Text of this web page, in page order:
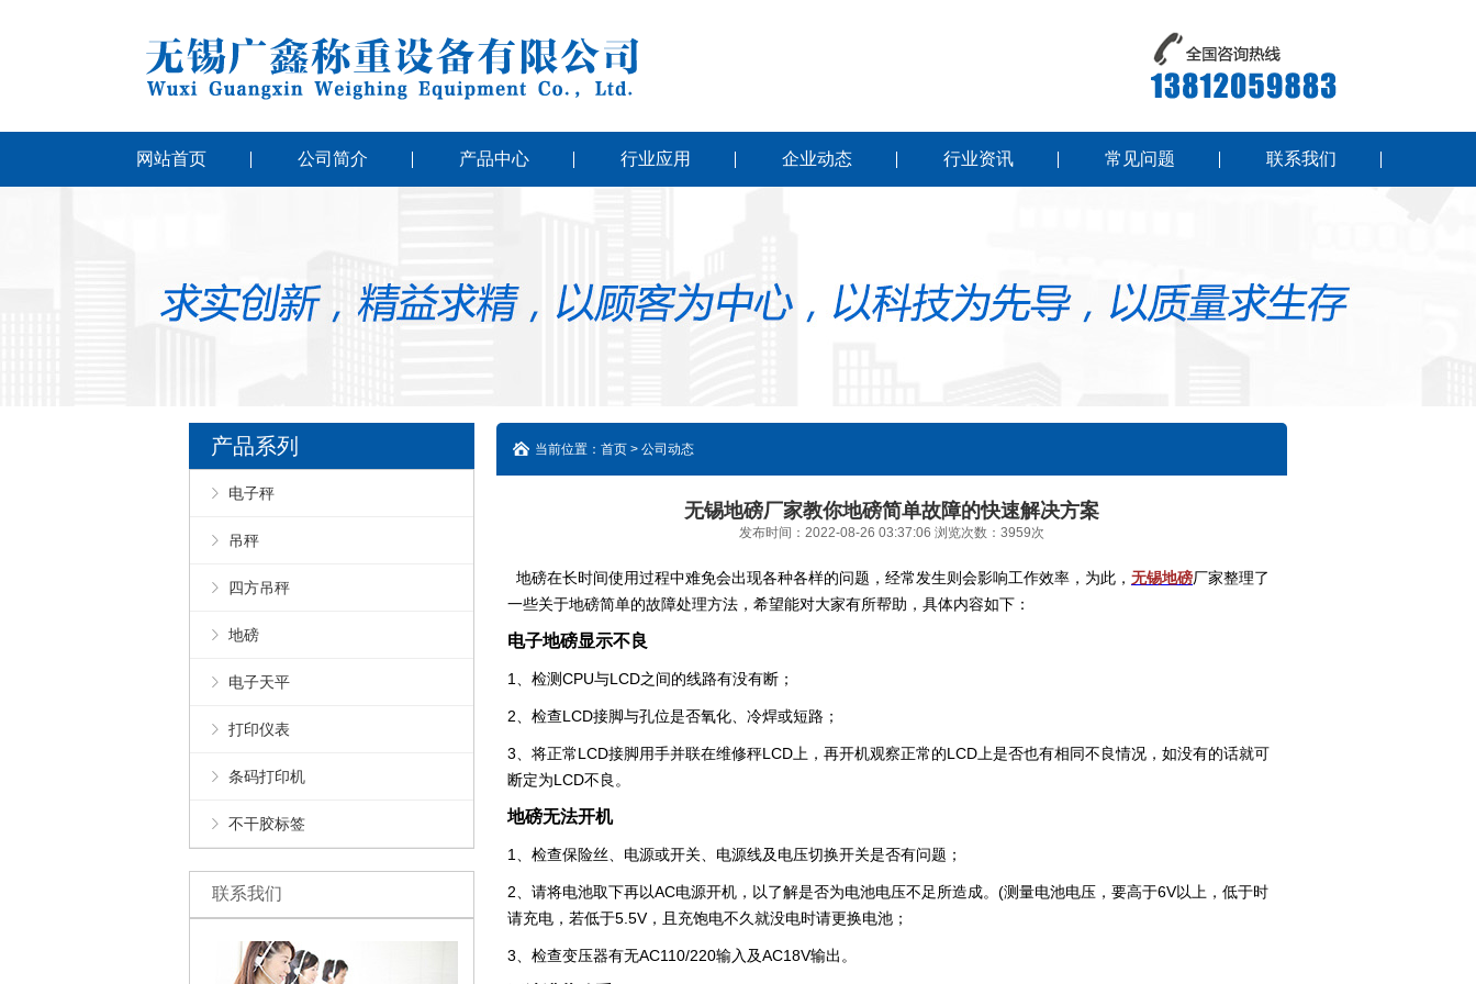
网站首页 公司简介 产品中心 行业应用 企业动态 行业资讯 常见问题 联系我们
产品系列
电子秤
吊秤
四方吊秤
地磅
电子天平
打印仪表
条码打印机
不干胶标签
联系我们
当前位置：首页 > 公司动态
无锡地磅厂家教你地磅简单故障的快速解决方案
发布时间：2022-08-26 03:37:06 浏览次数：3959次
地磅在长时间使用过程中难免会出现各种各样的问题，经常发生则会影响工作效率，为此， 无锡地磅厂家整理了
一些关于地磅简单的故障处理方法，希望能对大家有所帮助，具体内容如下：
电子地磅显示不良
1、检测CPU与LCD之间的线路有没有断；
2、检查LCD接脚与孔位是否氧化、冷焊或短路；
3、将正常LCD接脚用手并联在维修秤LCD上，再开机观察正常的LCD上是否也有相同不良情况，如没有的话就可
断定为LCD不良。
地磅无法开机
1、检查保险丝、电源或开关、电源线及电压切换开关是否有问题；
2、请将电池取下再以AC电源开机，以了解是否为电池电压不足所造成。(测量电池电压，要高于6V以上，低于时
请充电，若低于5.5V，且充饱电不久就没电时请更换电池；
3、检查变压器有无AC110/220输入及AC18V输出。